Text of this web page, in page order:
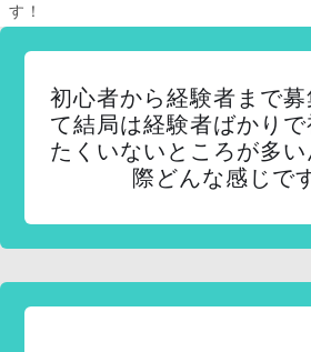
す！
初心者から経験者まで
て結局は経験者ばかり
たくいないところが多
際どんな感じで